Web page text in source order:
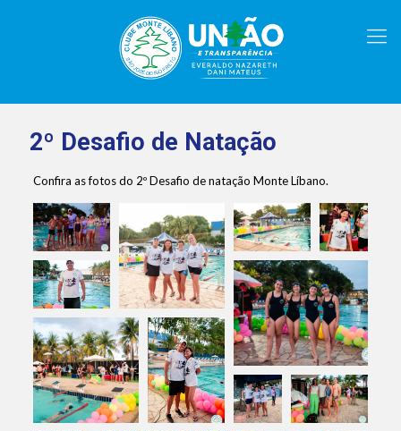
2º Desafio de Natação
Confira as fotos do 2º Desafio de natação Monte Líbano.